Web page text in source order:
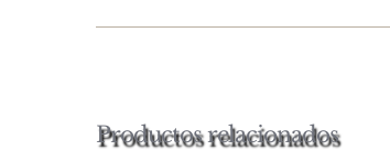
Productos relacionados